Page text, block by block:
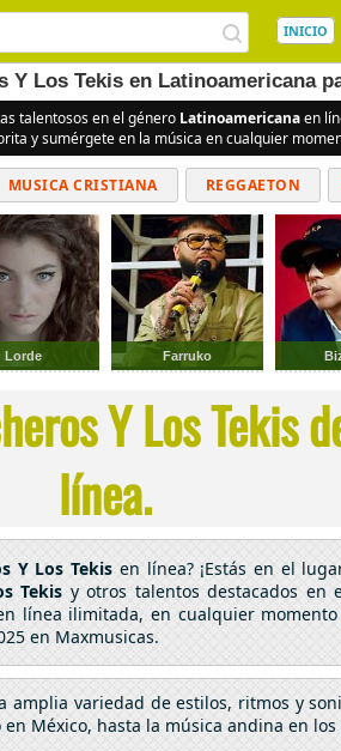
INICIO
Los Tekis en Latinoamericana
talentosos en el género Latinoamericanaen
y sumérgete en la música en cualquier
MUSICA CRISTIANA REGGAETON
CUMBIAS
Lorde Farruko
Y Los Tekis
línea.
Y Los Tekis en línea? ¡Estás en el
Tekis y otros talentos destacados en
línea ilimitada, en cualquier
en Maxmusicas.
variedad de estilos, ritmos y
México, hasta la música andina en